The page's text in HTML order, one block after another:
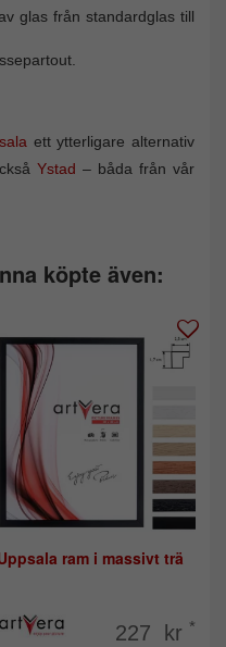
glas från standardglas till
ett ytterligare alternativ
Ystad – båda från vår
köpte även:
ram i massivt trä
227 kr *